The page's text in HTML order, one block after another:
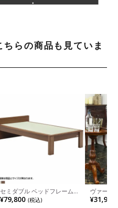
らの商品も見ていま
セミダブル ベッドフレーム
スミカ 畳ベッド 棚付き 高さ
調節可能 すのこ 国産本畳 天
¥79,800 (税込)
ヴァーサ
チェア 食
上品 手彫
¥31,900